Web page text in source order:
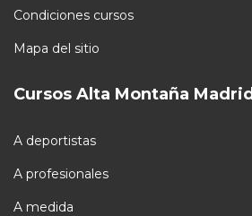
Condiciones cursos
Mapa del sitio
Cursos Alta Montaña Madrid
A deportistas
A profesionales
A medida